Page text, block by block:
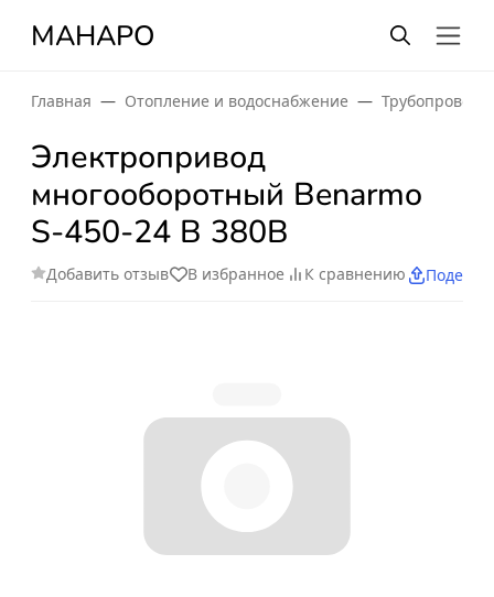
МАНАРО
Главная Отопление и водоснабжение
Электропривод
многооборотный Benarmo
S-450-24 В 380В
Добавить отзыв В избранное К сравнению